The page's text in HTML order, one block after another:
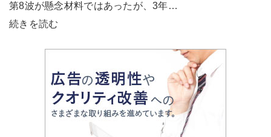
第8波が懸念材料ではあったが、3年…
続きを読む